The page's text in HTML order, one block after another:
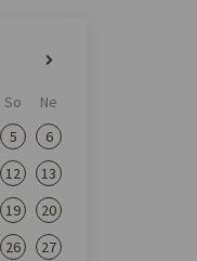
So
Ne
5
6
12
13
19
20
26
27